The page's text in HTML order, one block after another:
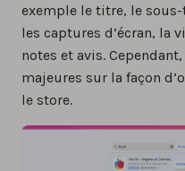
exemple le titre, le
les captures d’écran, la
notes et avis.
majeures sur la façon
le store.